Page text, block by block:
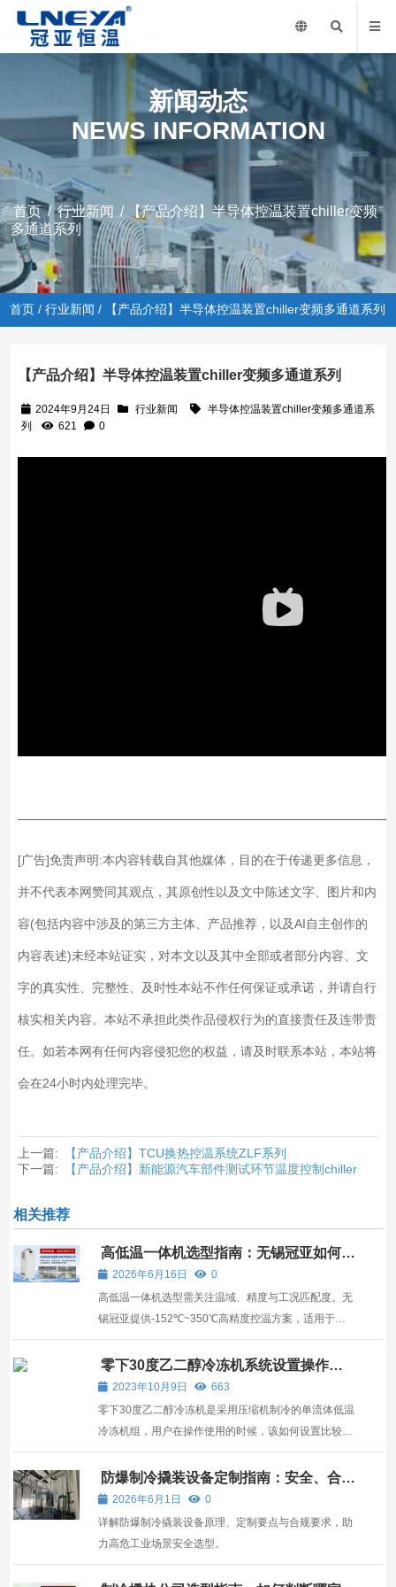
新闻动态
NEWS INFORMATION
首页/行业新闻 / 【产品介绍】半导体控温装置chiller变频
多通道系列
首页 /行业新闻 / 【产品介绍】半导体控温装置chiller变频多通道系列
【产品介绍】半导体控温装置chiller变频多通道系列
2024年9月24日 行业新闻
半导体控温装置chiller变频多通道系
列
621 0
[广告]免责声明:本内容转载自其他媒体，目的在于传递更多信息，
并不代表本网赞同其观点，其原创性以及文中陈述文字、图片和内
容(包括内容中涉及的第三方主体、产品推荐，以及AI自主创作的
内容表述)未经本站证实，对本文以及其中全部或者部分内容、文
字的真实性、完整性、及时性本站不作任何保证或承诺，并请自行
核实相关内容。本站不承担此类作品侵权行为的直接责任及连带责
任。如若本网有任何内容侵犯您的权益，请及时联系本站，本站将
会在24小时内处理完毕。
上一篇:
【产品介绍】TCU换热控温系统ZLF系列
下一篇:
【产品介绍】新能源汽车部件测试环节温度控制chiller
相关推荐
高低温一体机选型指南：无锡冠亚如何满
足严苛工业温控需求
2026年6月16日
0
高低温一体机选型需关注温域、精度与工况匹配度。无
锡冠亚提供-152℃~350℃高精度控温方案，适用于新
能源、化工等严苛场景。
零下30度乙二醇冷冻机系统设置操作介
绍2023年10月9日
663
零下30度乙二醇冷冻机是采用压缩机制冷的单流体低温
冷冻机组，用户在操作使用的时候，该如何设置比较好
呢？ 1、自动注销时间 自动注销是指当用户拥有账户并
登陆时，长时间无操作则自动将所登陆账户注销。 零下
30度乙二醇冷冻机的工作原理是从触摸屏无操作起开
始...
防爆制冷撬装设备定制指南：安全、合规
与选型的核心逻辑
2026年6月1日
0
详解防爆制冷撬装设备原理、定制要点与合规要求，助
力高危工业场景安全选型。